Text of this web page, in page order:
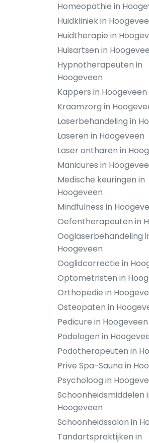
Homeopathie in
Huidkliniek in
Huidtherapie in
Huisartsen in
Hypnotherapeuten in
Hoogeveen
Kappers in Hoogeveen
Kraamzorg in
Laserbehandeling in
Laseren in Hoogeveen
Laser ontharen in
Manicures in
Medische keuringen in
Hoogeveen
Mindfulness in
Oefentherapeuten in
Ooglaserbehandeling
Hoogeveen
Ooglidcorrectie in
Optometristen in
Orthopedie in
Osteopaten in
Pedicure in Hoogeveen
Podologen in
Podotherapeuten in
Prive Spa-Sauna in
Psycholoog in
Schoonheidsmiddelen
Hoogeveen
Schoonheidssalon in
Tandartspraktijken in